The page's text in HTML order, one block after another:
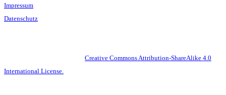
Impressum
Datenschutz
Creative Commons Attribution-ShareAlike 4.0
International License.